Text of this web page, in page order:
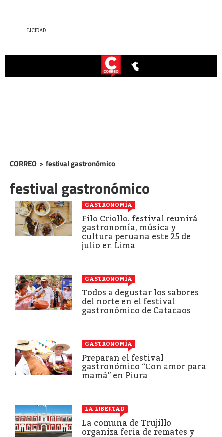
CORREO > festival gastronómico
festival gastronómico
GASTRONOMÍA
Filo Criollo: festival reunirá
gastronomía, música y
cultura peruana este 25 de
julio en Lima
GASTRONOMÍA
Todos a degustar los sabores
del norte en el festival
gastronómico de Catacaos
GASTRONOMÍA
Preparan el festival
gastronómico “Con amor para
mamá” en Piura
LA LIBERTAD
La comuna de Trujillo
organiza feria de remates y